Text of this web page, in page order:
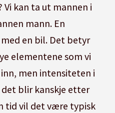
kan ta ut mannen i
mann. En
en bil. Det betyr
elementene som vi
men intensiteten i
blir kanskje etter
tid vil det være typisk